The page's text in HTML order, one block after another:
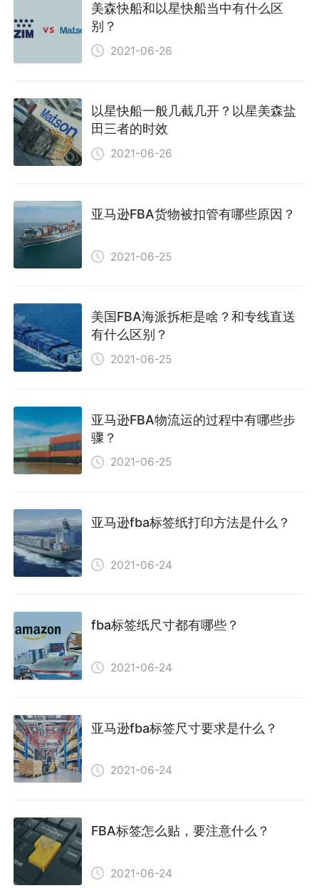
美森快船和以星快船当中有什么区
别？
2021-06-26
以星快船一般几截几开？以星美森盐
田三者的时效
2021-06-26
亚马逊FBA货物被扣管有哪些原因？
2021-06-25
美国FBA海派拆柜是啥？和专线直送
有什么区别？
2021-06-25
亚马逊FBA物流运的过程中有哪些步
骤？
2021-06-25
亚马逊fba标签纸打印方法是什么？
2021-06-24
fba标签纸尺寸都有哪些？
2021-06-24
亚马逊fba标签尺寸要求是什么？
2021-06-24
FBA标签怎么贴，要注意什么？
2021-06-24